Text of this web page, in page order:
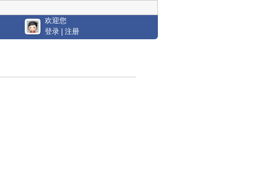
欢迎您
登录
注册